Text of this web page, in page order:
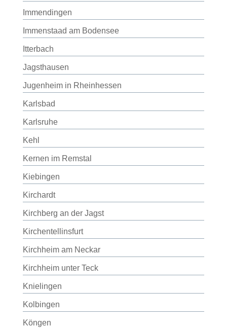
Immendingen
Immenstaad am Bodensee
Itterbach
Jagsthausen
Jugenheim in Rheinhessen
Karlsbad
Karlsruhe
Kehl
Kernen im Remstal
Kiebingen
Kirchardt
Kirchberg an der Jagst
Kirchentellinsfurt
Kirchheim am Neckar
Kirchheim unter Teck
Knielingen
Kolbingen
Köngen